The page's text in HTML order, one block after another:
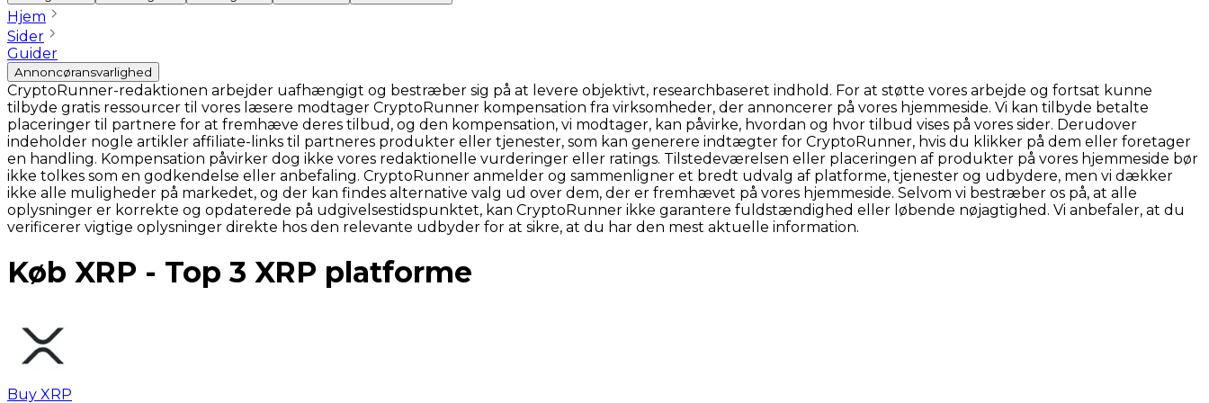
Hjem
Sider
Guider
Annoncøransvarlighed
CryptoRunner-redaktionen arbejder uafhængigt og bestræber sig på at levere objektivt, researchbaseret indhold. For at støtte vores arbejde og fortsat kunne
tilbyde gratis ressourcer til vores læsere modtager CryptoRunner kompensation fra virksomheder, der annoncerer på vores hjemmeside. Vi kan tilbyde betalte
placeringer til partnere for at fremhæve deres tilbud, og den kompensation, vi modtager, kan påvirke, hvordan og hvor tilbud vises på vores sider. Derudover
indeholder nogle artikler affiliate-links til partneres produkter eller tjenester, som kan generere indtægter for CryptoRunner, hvis du klikker på dem eller foretager
en handling. Kompensation påvirker dog ikke vores redaktionelle vurderinger eller ratings. Tilstedeværelsen eller placeringen af produkter på vores hjemmeside bør
ikke tolkes som en godkendelse eller anbefaling. CryptoRunner anmelder og sammenligner et bredt udvalg af platforme, tjenester og udbydere, men vi dækker
ikke alle muligheder på markedet, og der kan findes alternative valg ud over dem, der er fremhævet på vores hjemmeside. Selvom vi bestræber os på, at alle
oplysninger er korrekte og opdaterede på udgivelsestidspunktet, kan CryptoRunner ikke garantere fuldstændighed eller løbende nøjagtighed. Vi anbefaler, at du
verificerer vigtige oplysninger direkte hos den relevante udbyder for at sikre, at du har den mest aktuelle information.
Køb XRP - Top 3 XRP platforme
Buy XRP